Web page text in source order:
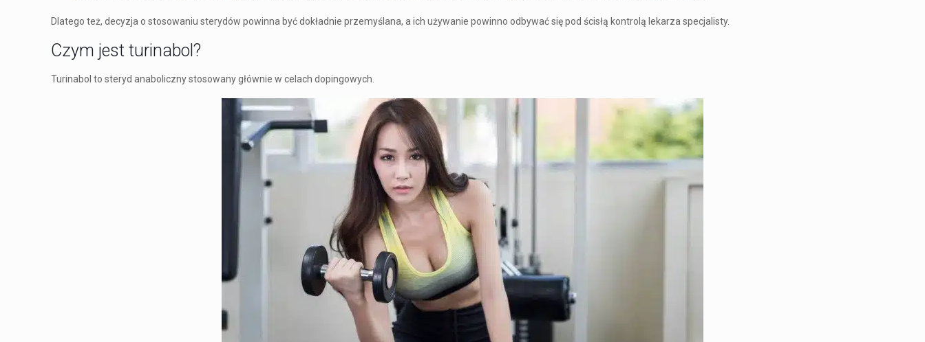
Dlatego też, decyzja o stosowaniu sterydów powinna być dokładnie przemyślana, a ich używanie powinno odbywać się pod ścisłą kontrolą lekarza specjalisty.
Czym jest turinabol?
Turinabol to steryd anaboliczny stosowany głównie w celach dopingowych.